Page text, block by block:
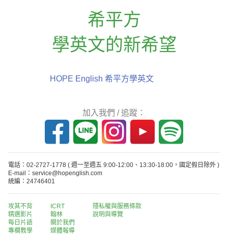
希平方
學英文的新希望
HOPE English 希平方學英文
加入我們 / 追蹤：
電話：02-2727-1778 ( 週一至週五 9:00-12:00、13:30-18:00，國定假日除外 )
E-mail：service@hopenglish.com
統編：24746401
攻其不背
精選影片
每日片語
專欄教學
ICRT
翰林
關於我們
媒體報導
隱私權與服務條款
說明與導覽